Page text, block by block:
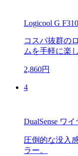
Logicool G
コスパ抜群の
ムを手軽に楽
2,860円
4
DualSense ワ
圧倒的な没入
ラー。